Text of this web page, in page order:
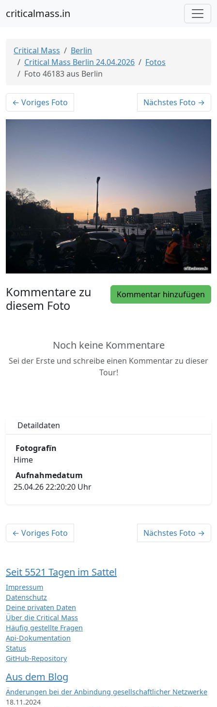
criticalmass.in
Critical Mass
Berlin
Critical Mass Berlin 24.04.2026
Fotos
Foto 46183 aus Berlin
← Voriges Foto Nächstes Foto →
Kommentar hinzufügen
Kommentare zu
diesem Foto
Noch keine Kommentare
Sei der Erste und schreibe einen Kommentar zu dieser
Tour!
Detaildaten
Fotografïn
Hime
Aufnahmedatum
25.04.26 22:20:20 Uhr
← Voriges Foto Nächstes Foto →
Seit 5521 Tagen im Sattel
Impressum
Datenschutz
Deine privaten Daten
Über die Critical Mass
Häufig gestellte Fragen
Api-Dokumentation
Status
GitHub-Repository
Aus dem Blog
Änderungen bei der Anbindung gesellschaftlicher Netzwerke
18.11.2024